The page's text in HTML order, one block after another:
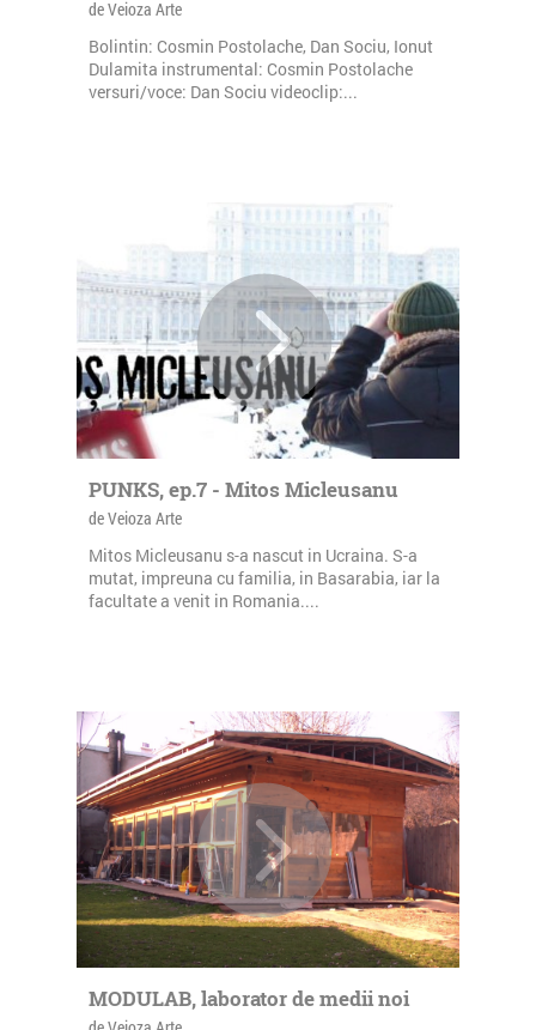
de Veioza Arte
Bolintin: Cosmin Postolache, Dan Sociu, Ionut
Dulamita instrumental: Cosmin Postolache
versuri/voce: Dan Sociu videoclip:...
PUNKS, ep.7 - Mitos Micleusanu
de Veioza Arte
Mitos Micleusanu s-a nascut in Ucraina. S-a
mutat, impreuna cu familia, in Basarabia, iar la
facultate a venit in Romania....
MODULAB, laborator de medii noi